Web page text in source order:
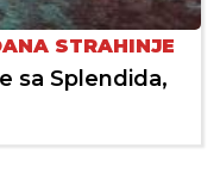
STRAHINJE
sa Splendida,